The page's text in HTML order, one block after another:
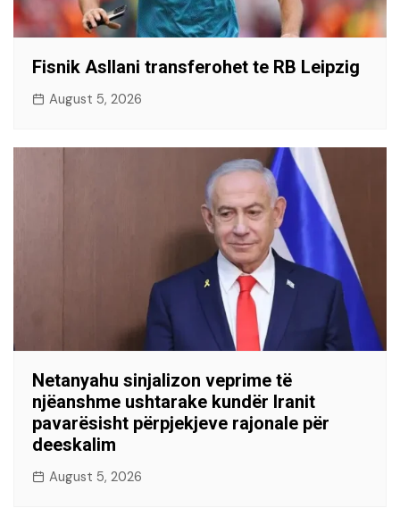
Fisnik Asllani transferohet te RB Leipzig
August 5, 2026
Netanyahu sinjalizon veprime të
njëanshme ushtarake kundër Iranit
pavarësisht përpjekjeve rajonale për
deeskalim
August 5, 2026